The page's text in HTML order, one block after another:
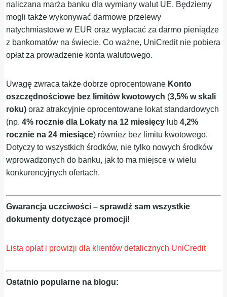
naliczana marża banku dla wymiany walut UE. Będziemy
mogli także wykonywać darmowe przelewy
natychmiastowe w EUR oraz wypłacać za darmo pieniądze
z bankomatów na świecie. Co ważne, UniCredit nie pobiera
opłat za prowadzenie konta walutowego.
Uwagę zwraca także dobrze oprocentowane Konto
oszczędnościowe bez limitów kwotowych (3,5% w skali
roku) oraz atrakcyjnie oprocentowane lokat standardowych
(np.4% rocznie dla Lokaty na 12 miesięcy lub4,2%
rocznie na 24 miesiące) również bez limitu kwotowego.
Dotyczy to wszystkich środków, nie tylko nowych środków
wprowadzonych do banku, jak to ma miejsce w wielu
konkurencyjnych ofertach.
Gwarancja uczciwości – sprawdź sam wszystkie
dokumenty dotyczące promocji!
Lista opłat i prowizji dla klientów detalicznych UniCredit
Ostatnio popularne na blogu: